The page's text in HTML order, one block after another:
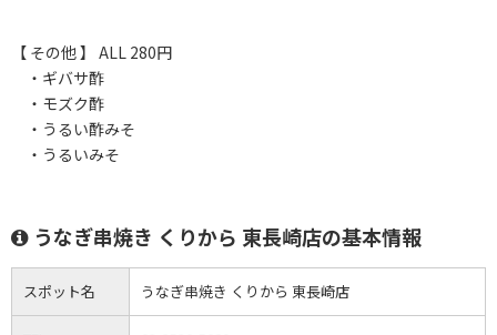
【 その他 】 ALL 280円
・ギバサ酢
・モズク酢
・うるい酢みそ
・うるいみそ
うなぎ串焼き くりから 東長崎店の基本情報
スポット名 うなぎ串焼き くりから 東長崎店